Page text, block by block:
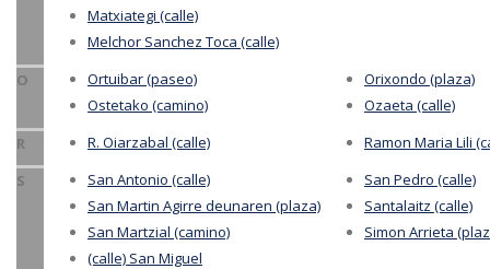
Matxiategi (calle)
Melchor Sanchez Toca (calle)
O
Ortuibar (paseo)
Ostetako (camino)
Orixondo (plaza)
Ozaeta (calle)
R
R. Oiarzabal (calle)
Ramon Maria Lili
S
San Antonio (calle)
San Martin Agirre deunaren (plaza)
San Martzial (camino)
(calle) San Miguel
San Pedro (calle)
Santalaitz (calle)
Simon Arrieta